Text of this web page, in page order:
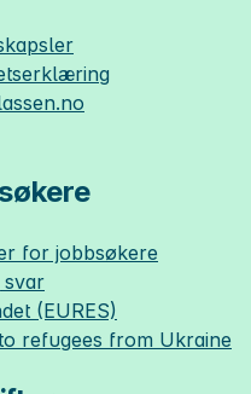
for jobbsøkere
svar
(EURES)
refugees from Ukraine